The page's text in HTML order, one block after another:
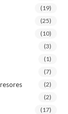
(19)
(25)
(10)
(3)
(1)
(7)
(2)
(2)
(17)